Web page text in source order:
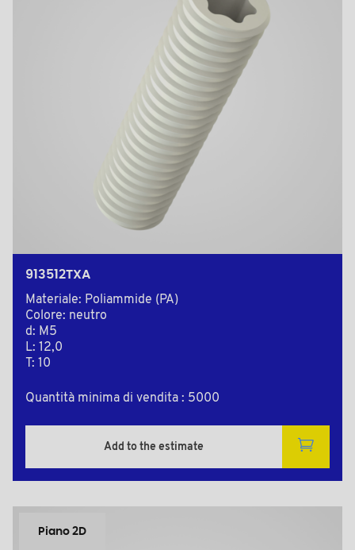
913512TXA
Materiale: Poliammide (PA)
Colore: neutro
d: M5
L: 12,0
T: 10
Quantità minima di vendita : 5000
Add to the estimate
Piano 2D